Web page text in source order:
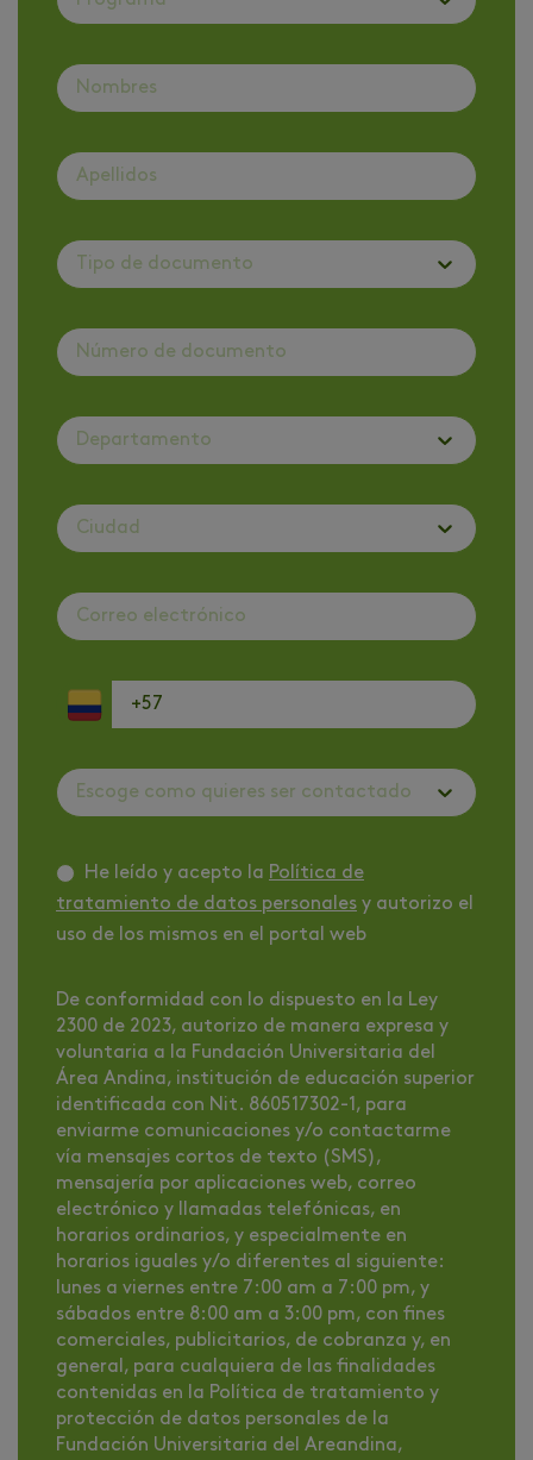
Tipo de documento
Departamento
Ciudad
Escoge como quieres ser contactado
He leído y acepto la Política de
tratamiento de datos personales y autorizo el
uso de los mismos en el portal web
De conformidad con lo dispuesto en la Ley
2300 de 2023, autorizo de manera expresa y
voluntaria a la Fundación Universitaria del
Área Andina, institución de educación superior
identificada con Nit. 860517302-1, para
enviarme comunicaciones y/o contactarme
vía mensajes cortos de texto (SMS),
mensajería por aplicaciones web, correo
electrónico y llamadas telefónicas, en
horarios ordinarios, y especialmente en
horarios iguales y/o diferentes al siguiente:
lunes a viernes entre 7:00 am a 7:00 pm, y
sábados entre 8:00 am a 3:00 pm, con fines
comerciales, publicitarios, de cobranza y, en
general, para cualquiera de las finalidades
contenidas en la Política de tratamiento y
protección de datos personales de la
Fundación Universitaria del Areandina,